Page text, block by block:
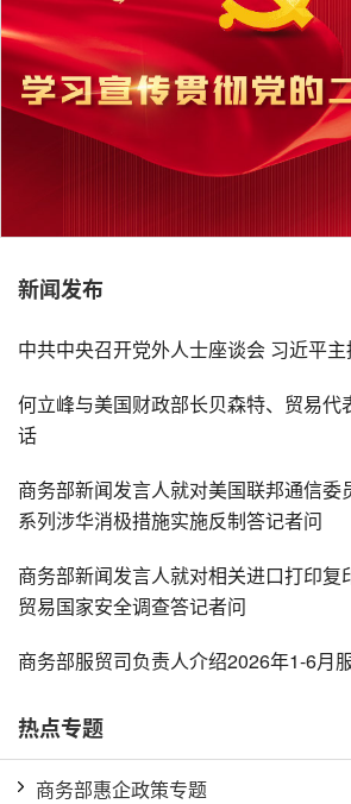
学习宣传贯彻党的二十大精神
新闻发布
中共中央召开党外人士座谈会 习近平
何立峰与美国财政部长贝森特、贸易代
话
商务部新闻发言人就对美国联邦通信委
系列涉华消极措施实施反制答记者问
商务部新闻发言人就对相关进口打印复
贸易国家安全调查答记者问
商务部服贸司负责人介绍2026年1-6月
热点专题
商务部惠企政策专题